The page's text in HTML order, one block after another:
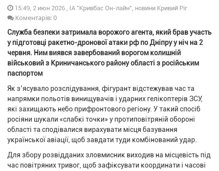
15:49, 2 июн 2026 , ІА "Кривбас Он-лайн", новини Кривий Ріг
Коментарів: 0
Служба безпеки затримала ворожого агента, який брав участь
у підготовці ракетно-дронової атаки рф по Дніпру у ніч на 2
червня. Ним виявся завербований ворогом колишній
військовий з Криничанського району області з російським
паспортом
Як з’ясувало розслідування, фігурант відстежував час та
напрямки польотів винищувачів і ударних гелікоптерів ЗСУ,
які захищають небо прифронтового регіону. У такий спосіб
росіяни шукали «слабкі точки» у протиповітряній обороні
області та сподівалися вирахувати місця базування
української авіації, щоб завдати туди комбінований удар.
Для збору розвідданих зловмисник виходив на місцевість під
час повітряних тривог, щоб зафіксувати координати і часові